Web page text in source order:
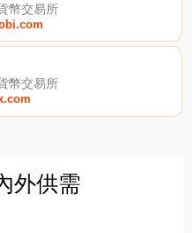
幣交易所
幣交易所
外供需